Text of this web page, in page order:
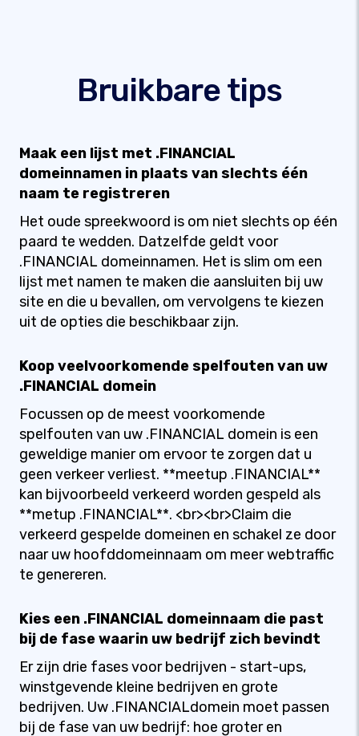
Bruikbare tips
Maak een lijst met .FINANCIAL
domeinnamen in plaats van slechts één
naam te registreren
Het oude spreekwoord is om niet slechts op één
paard te wedden. Datzelfde geldt voor
.FINANCIAL domeinnamen. Het is slim om een
lijst met namen te maken die aansluiten bij uw
site en die u bevallen, om vervolgens te kiezen
uit de opties die beschikbaar zijn.
Koop veelvoorkomende spelfouten van uw
.FINANCIAL domein
Focussen op de meest voorkomende
spelfouten van uw .FINANCIAL domein is een
geweldige manier om ervoor te zorgen dat u
geen verkeer verliest. **meetup .FINANCIAL**
kan bijvoorbeeld verkeerd worden gespeld als
**metup .FINANCIAL**. <br><br>Claim die
verkeerd gespelde domeinen en schakel ze door
naar uw hoofddomeinnaam om meer webtraffic
te genereren.
Kies een .FINANCIAL domeinnaam die past
bij de fase waarin uw bedrijf zich bevindt
Er zijn drie fases voor bedrijven - start-ups,
winstgevende kleine bedrijven en grote
bedrijven. Uw .FINANCIALdomein moet passen
bij de fase van uw bedrijf: hoe groter en